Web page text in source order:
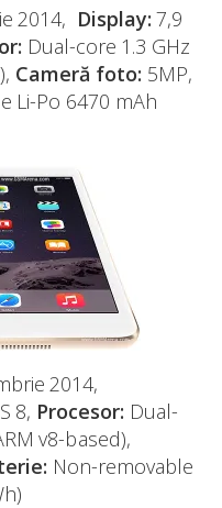
2014, Display: 7,9
Dual-core 1.3 GHz
Cameră foto: 5MP,
Li-Po 6470 mAh
2014,
8, Procesor: Dual-
v8-based),
Non-removable